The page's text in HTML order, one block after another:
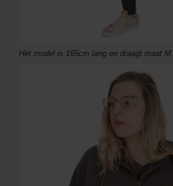
Het model is 165cm lang en draagt maat M.